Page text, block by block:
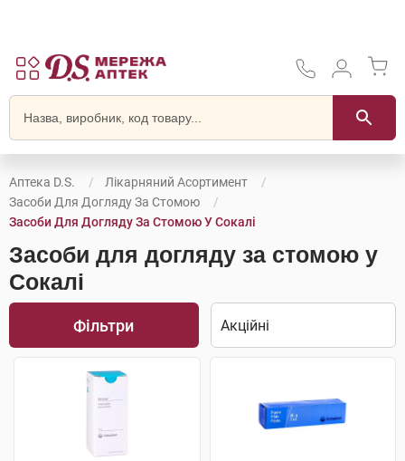
Аптека D.S.
Лікарняний Асортимент
Засоби Для Догляду За Стомою
Засоби Для Догляду За Стомою У Сокалі
Засоби для догляду за стомою у
Сокалі
Фільтри